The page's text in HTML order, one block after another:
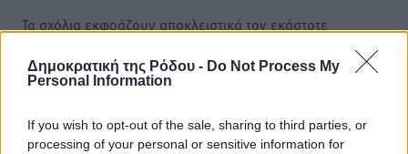
Δημοκρατική της Ρόδου - Do Not Process My
Personal Information
If you wish to opt-out of the sale, sharing to third parties, or
processing of your personal or sensitive information for
Τα σχόλια εκφράζουν αποκλειστικά τον εκάστοτε
απόψεις. Διατηρούμε το δικαίωμα να διαγράψουμε όποια
σχόλια θεωρούμε προσβλητικά ή περιέχουν ύβρεις, χωρίς
όρους χρήσης αποκλείονται.